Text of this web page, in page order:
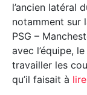
l’ancien latéral
notamment sur
PSG –
avec l’équipe,
travailler les
qu’il faisait à